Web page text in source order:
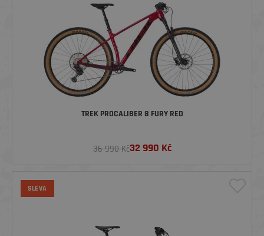
TREK PROCALIBER 8 FURY RED
36 990 Kč32 990 Kč
SLEVA